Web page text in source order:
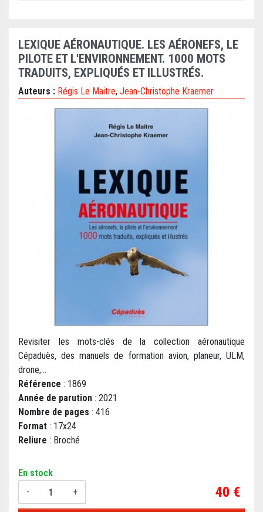
LEXIQUE AÉRONAUTIQUE. LES AÉRONEFS, LE
PILOTE ET L'ENVIRONNEMENT. 1000 MOTS
TRADUITS, EXPLIQUÉS ET ILLUSTRÉS.
Auteurs : Régis Le Maitre, Jean-Christophe Kraemer
Revisiter les mots-clés de la collection aéronautique
Cépaduès, des manuels de formation avion, planeur, ULM,
drone,...
Référence : 1869
Année de parution : 2021
Nombre de pages : 416
Format : 17x24
Reliure : Broché
En stock
-
+ Prix
40 €